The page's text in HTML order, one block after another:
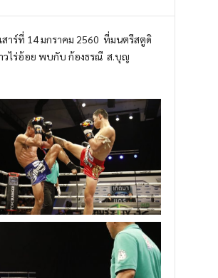
าร์ที่ 14 มกราคม 2560 ที่มนตรีสตูดิ
ไร่อ้อย พบกับ ก้องธรณี ส.บุญ